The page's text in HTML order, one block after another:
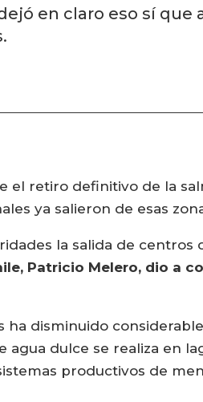
en claro eso sí
retiro definitivo de la
ya salieron de esas
la salida de
Patricio Melero, dio a
ha disminuido
dulce se realiza en
productivos de